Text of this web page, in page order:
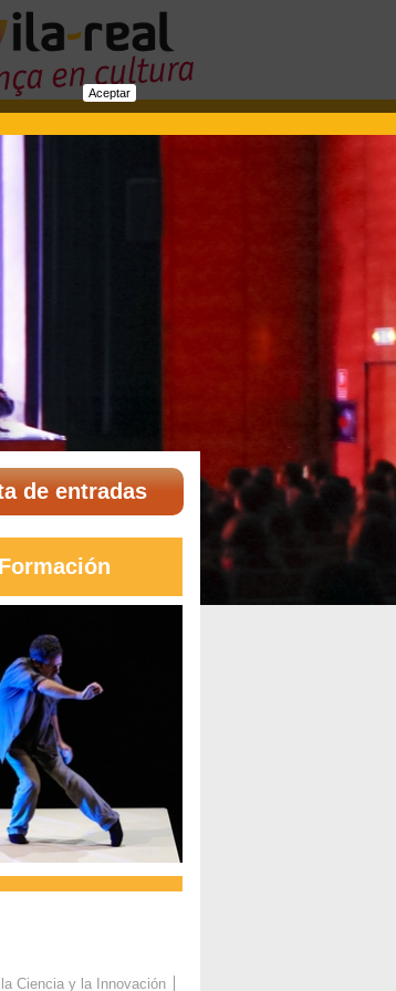
de entradas
Formación
Ciencia y la Innovación
Aceptar